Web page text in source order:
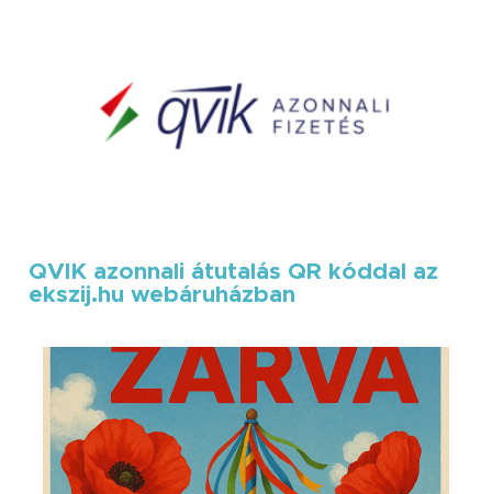
QVIK azonnali átutalás QR kóddal az
ekszij.hu webáruházban